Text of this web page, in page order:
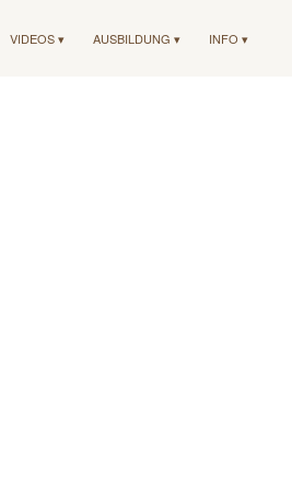
VIDEOS ▾ AUSBILDUNG ▾ INFO ▾